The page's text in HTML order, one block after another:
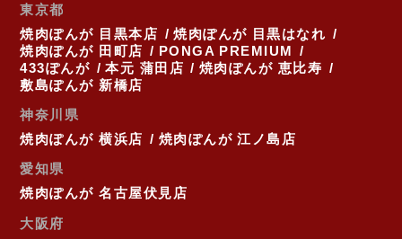
東京都
焼肉ぽんが 目黒本店
焼肉ぽんが 目黒はなれ
焼肉ぽんが 田町店
PONGA PREMIUM
433ぽんが
本元 蒲田店
焼肉ぽんが 恵比寿
敷島ぽんが 新橋店
神奈川県
焼肉ぽんが 横浜店
焼肉ぽんが 江ノ島店
愛知県
焼肉ぽんが 名古屋伏見店
大阪府